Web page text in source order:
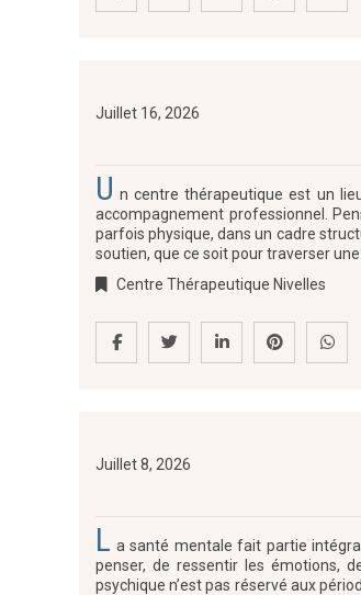
Juillet 16, 2026
U n centre thérapeutique est un
accompagnement professionnel.
parfois physique, dans un cadre
soutien, que ce soit pour traverser
Centre Thérapeutique Nivelles
Juillet 8, 2026
L a santé mentale fait partie
penser, de ressentir les émotions,
psychique n’est pas réservé aux